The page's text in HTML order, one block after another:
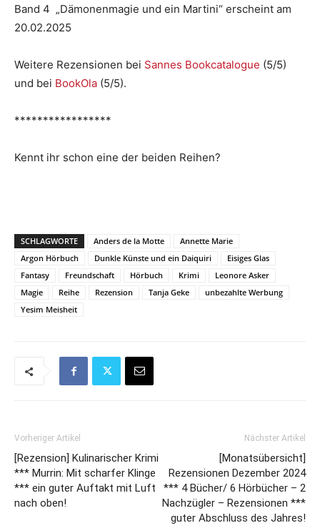
Band 4 „Dämonenmagie und ein Martini“ erscheint am
20.02.2025
Weitere Rezensionen bei Sannes Bookcatalogue (5/5)
und bei BookOla (5/5).
*****************
Kennt ihr schon eine der beiden Reihen?
SCHLAGWORTE Anders de la Motte
Annette Marie
Argon Hörbuch
Dunkle Künste und ein Daiquiri
Eisiges Glas
Fantasy
Freundschaft Hörbuch Krimi
Leonore Asker
Magie
Reihe Rezension Tanja Geke
unbezahlte Werbung
Yesim Meisheit
Vorheriger Artikel
[Rezension] Kulinarischer Krimi
*** Murrin: Mit scharfer Klinge
*** ein guter Auftakt mit Luft
nach oben!
Nächster Artikel
[Monatsübersicht]
Rezensionen Dezember 2024
*** 4 Bücher/ 6 Hörbücher – 2
Nachzügler – Rezensionen ***
guter Abschluss des Jahres!